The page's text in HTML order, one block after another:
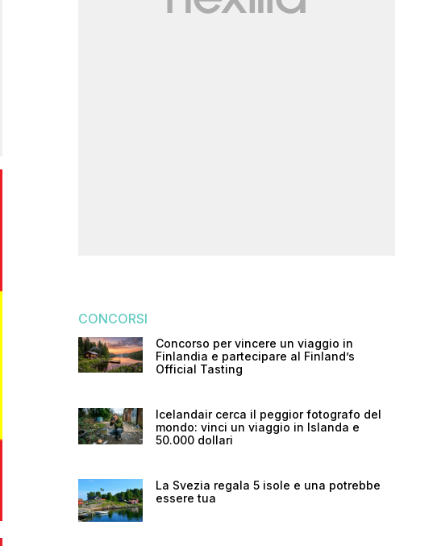
CONCORSI
Concorso per vincere un viaggio in
Finlandia e partecipare al Finland’s
Official Tasting
Icelandair cerca il peggior fotografo del
mondo: vinci un viaggio in Islanda e
50.000 dollari
La Svezia regala 5 isole e una potrebbe
essere tua